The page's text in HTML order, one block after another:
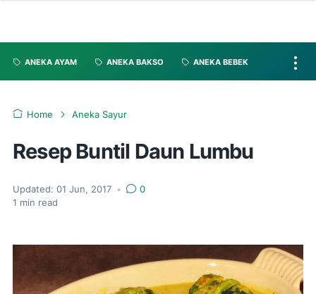
ANEKA AYAM ANEKA BAKSO ANEKA BEBEK
Home Aneka Sayur
Resep Buntil Daun Lumbu
Updated: 01 Jun, 2017 •
0
1 min read